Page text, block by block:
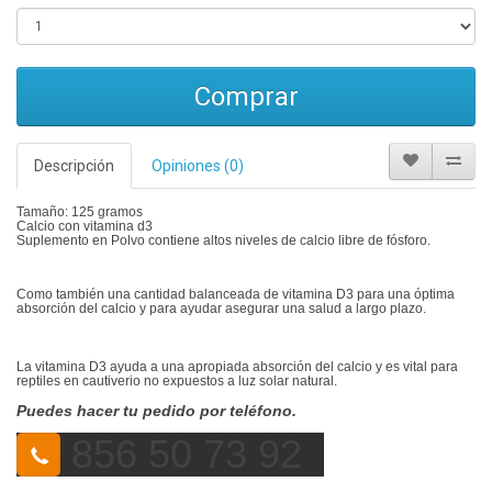
Comprar
Descripción Opiniones (0)
Tamaño: 125 gramos
Calcio con vitamina d3
Suplemento en Polvo contiene altos niveles de calcio libre de fósforo.
Como también una cantidad balanceada de vitamina D3 para una óptima
absorción del calcio y para ayudar asegurar una salud a largo plazo.
La vitamina D3 ayuda a una apropiada absorción del calcio y es vital para
reptiles en cautiverio no expuestos a luz solar natural.
Puedes hacer tu pedido por teléfono.